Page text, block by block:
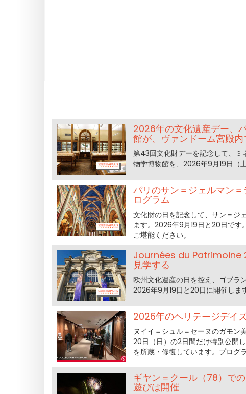
2026年の文化遺産デー、
館が、ヴァンドーム宮殿
第43回文化財デーを記念して、ミ
物学博物館を、2026年9月19日（
パリのサン＝ジェルマン
ログラム
文化財の日を記念して、サン＝ジ
ます。2026年9月19日と20日です
ご堪能ください。
Journées du Patrimoine
見学する
欧州文化遺産の日を控え、ゴブラ
2026年9月19日と20日に開催しま
2026年のヘリテージデイ
ヌイイ＝シュル＝セーヌのガモン
20日（日）の2日間だけ特別公開
を所蔵・修復しています。プログ
ギヤン＝クール（78）で
遊びは開催